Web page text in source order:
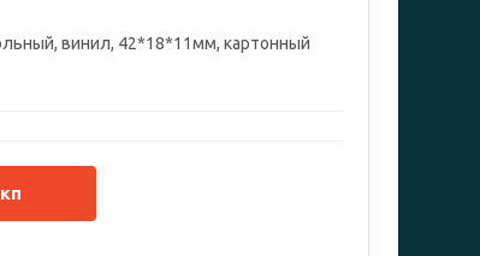
винил, 42*18*11мм, картонный